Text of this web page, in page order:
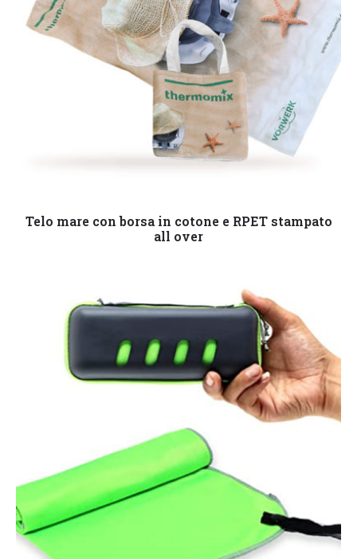
Leggi tutto
Telo mare con borsa in cotone e RPET stampato
all over